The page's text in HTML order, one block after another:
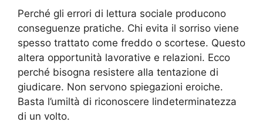
Perché gli errori di lettura sociale producono
conseguenze pratiche. Chi evita il sorriso viene
spesso trattato come freddo o scortese. Questo
altera opportunità lavorative e relazioni. Ecco
perché bisogna resistere alla tentazione di
giudicare. Non servono spiegazioni eroiche.
Basta l’umiltà di riconoscere lindeterminatezza
di un volto.